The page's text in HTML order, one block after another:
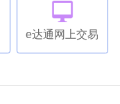
e达通网上交易